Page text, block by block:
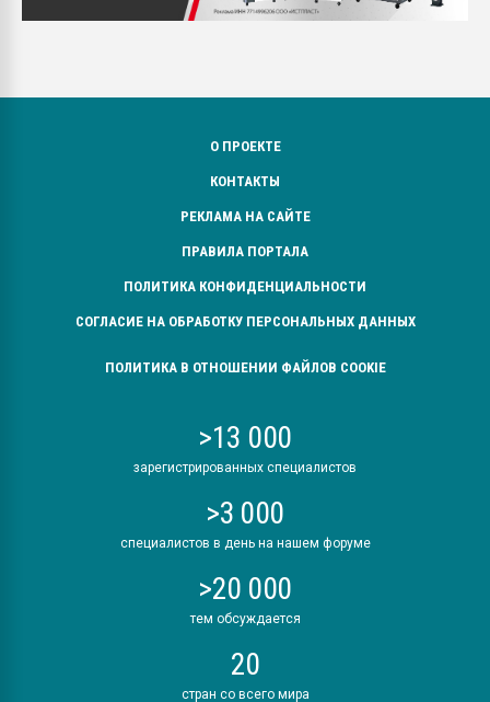
О ПРОЕКТЕ
КОНТАКТЫ
РЕКЛАМА НА САЙТЕ
ПРАВИЛА ПОРТАЛА
ПОЛИТИКА КОНФИДЕНЦИАЛЬНОСТИ
СОГЛАСИЕ НА ОБРАБОТКУ ПЕРСОНАЛЬНЫХ ДАННЫХ
ПОЛИТИКА В ОТНОШЕНИИ ФАЙЛОВ COOKIE
>13 000
зарегистрированных специалистов
>3 000
специалистов в день на нашем форуме
>20 000
тем обсуждается
20
стран со всего мира